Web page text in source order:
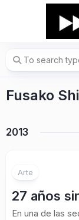
Fusako
2013
Arte
27 años
En una de las